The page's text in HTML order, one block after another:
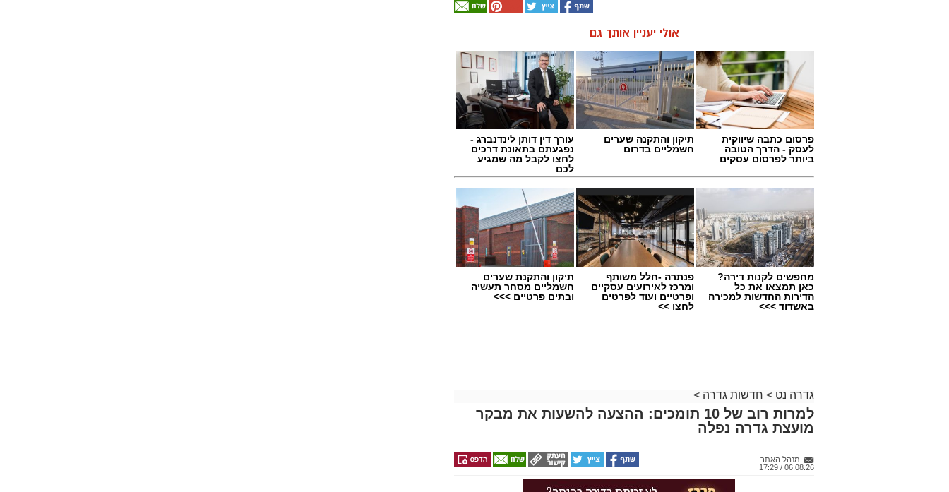
אולי יעניין אותך גם
פרסום כתבה שיווקית
לעסק - הדרך הטובה
ביותר לפרסום עסקים
תיקון והתקנה שערים
חשמליים בדרום
עורך דין דותן לינדנברג -
נפגעתם בתאונת דרכים
לחצו לקבל מה שמגיע
לכם
מחפשים לקנות דירה?
כאן תמצאו את כל
הדירות החדשות למכירה
באשדוד >>>
פנתרה -חלל משותף
ומרכז לאירועים עסקיים
ופרטיים ועוד לפרטים
לחצו >>
תיקון והתקנת שערים
חשמליים מסחר תעשיה
ובתים פרטיים >>>
גדרה נט > חדשות גדרה >
למרות רוב של 10 תומכים: ההצעה להשעות את מבקר
מועצת גדרה נפלה
מנהל האתר
06.08.26 / 17:29